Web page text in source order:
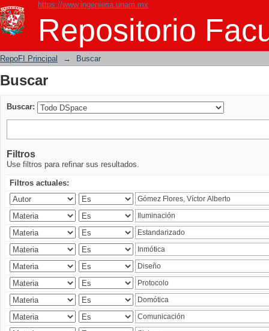
https://www.ingenieria.unam.mx
Repositorio
Buscar
RepoFI Principal → Buscar
Buscar
Buscar:
Filtros
Use filtros para refinar sus resultados.
Filtros actuales: